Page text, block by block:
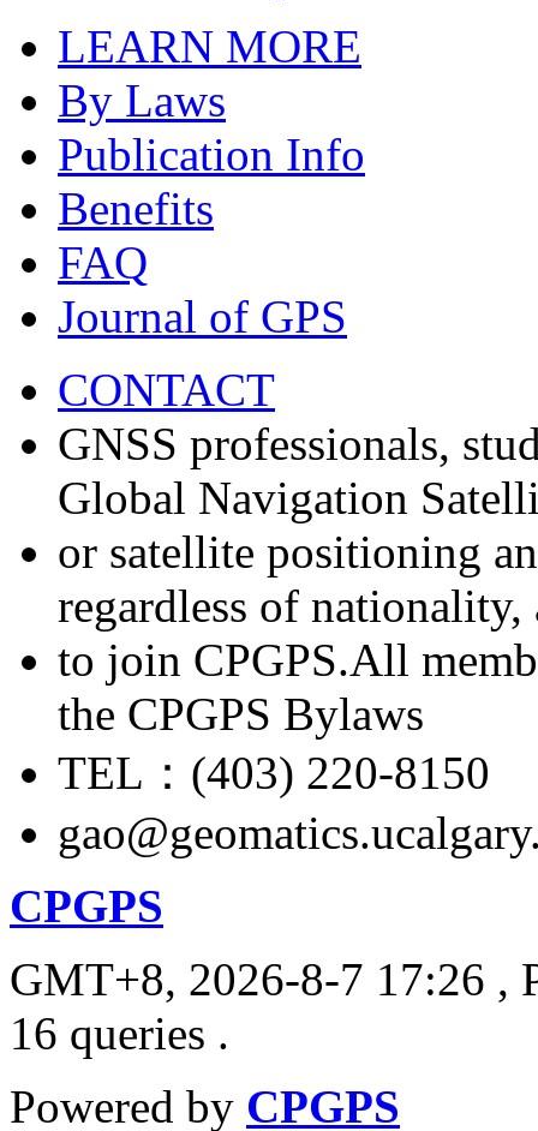
LEARN MORE
By Laws
Publication Info
Benefits
FAQ
Journal of GPS
CONTACT
GNSS professionals,
Global Navigation
or satellite positioning
regardless of nationality,
to join CPGPS.All
the CPGPS Bylaws
TEL：(403) 220-8150
CPGPS
GMT+8, 2026-8-7 17:26 ,
16 queries .
Powered by CPGPS